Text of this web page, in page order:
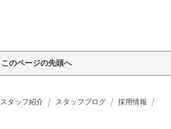
このページの先頭へ
スタッフ紹介 スタッフブログ
採用情報